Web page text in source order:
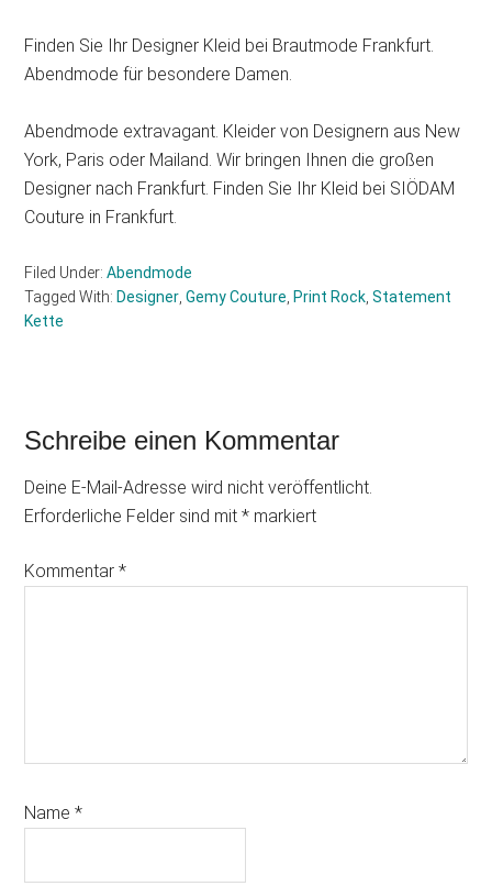
Finden Sie Ihr Designer Kleid bei Brautmode Frankfurt.
Abendmode für besondere Damen.
Abendmode extravagant. Kleider von Designern aus New
York, Paris oder Mailand. Wir bringen Ihnen die großen
Designer nach Frankfurt. Finden Sie Ihr Kleid bei SIÖDAM
Couture in Frankfurt.
Filed Under:Abendmode
Tagged With: Designer ,Gemy Couture Print Rock ,Statement
Kette
Reader
Interactions
Schreibe einen Kommentar
Deine E-Mail-Adresse wird nicht veröffentlicht.
Erforderliche Felder sind mit* markiert
Kommentar*
Name*